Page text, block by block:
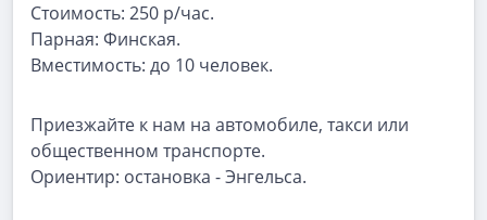
Стоимость: 250 р/час.
Парная: Финская.
Вместимость: до 10 человек.
Приезжайте к нам на автомобиле, такси или
общественном транспорте.
Ориентир: остановка - Энгельса.